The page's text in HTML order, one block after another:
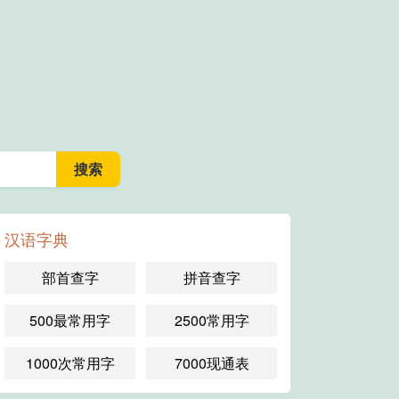
汉语字典
部首查字 拼音查字
500最常用字 2500常用字
1000次常用字 7000现通表